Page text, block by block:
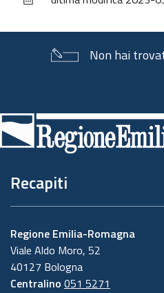
documento
Non hai
di
pagina
Recapiti
Regione Emilia-Romagna
Viale Aldo Moro, 52
40127 Bologna
Centralino 051 5271